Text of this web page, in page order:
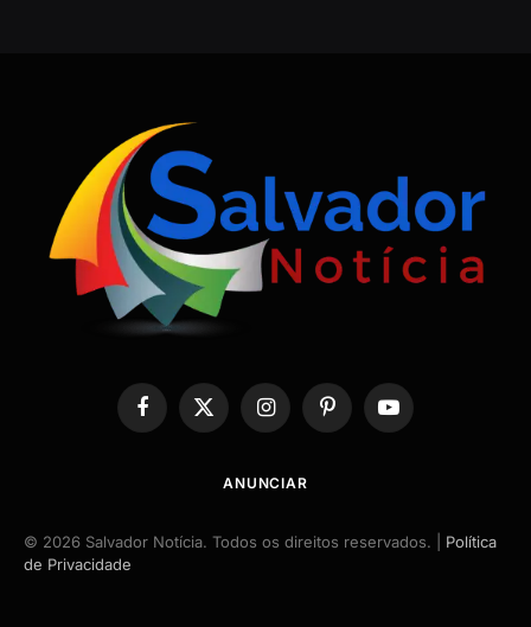
Facebook
X
(Twitter)
InstagramPinterestYouTube
ANUNCIAR
© 2026 Salvador Notícia. Todos os direitos reservados. | Política
de Privacidade